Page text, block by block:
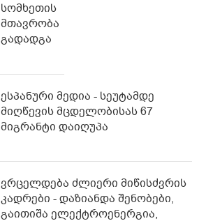
სომხეთის
მთავრობა
გადადგა
ესპანური მედია - სეუტამდე
მიღწევის მცდელობისას 67
მიგრანტი დაიღუპა
ვრცელდება ძლიერი მიწისძვრის
კადრები - დაზიანდა შენობები,
გაითიშა ელექტროენერგია,